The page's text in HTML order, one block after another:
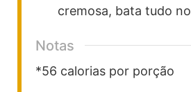
cremosa, bata tudo
Notas
*56 calorias por porção